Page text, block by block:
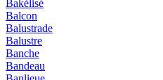
Bakélisé
Balcon
Balustrade
Balustre
Banche
Bandeau